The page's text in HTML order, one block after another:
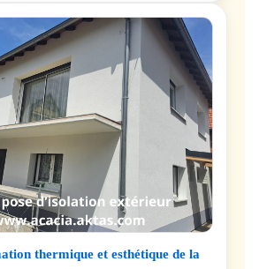
thermique et esthétique de la